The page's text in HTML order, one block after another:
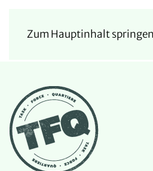
Zum Hauptinhalt springen